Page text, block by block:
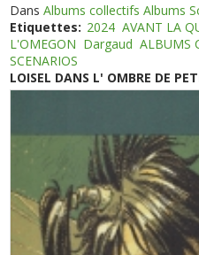
DansAlbums collectifs Albums
Etiquettes: 2024 AVANT LA
L'OMEGON Dargaud ALBUMS
SCENARIOS
LOISEL DANS L' OMBRE DE